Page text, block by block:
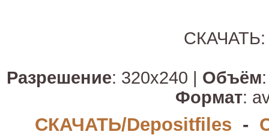
СКАЧАТЬ:
Разрешение: 320х240 | Объём
Формат:
СКАЧАТЬ/Depositfiles -